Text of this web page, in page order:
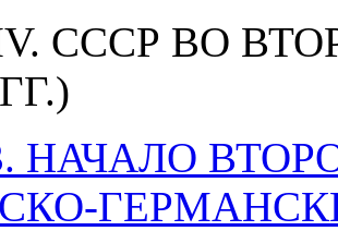
СССР ВО
НАЧАЛО